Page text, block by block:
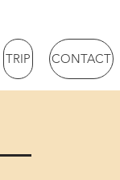
TRIP CONTACT